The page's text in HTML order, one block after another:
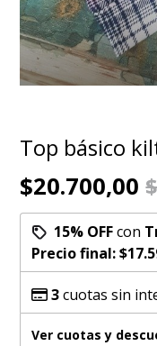
Top básico
$20.700,00
15% OFFcon
Precio final:
3cuotas sin
Ver cuotas y